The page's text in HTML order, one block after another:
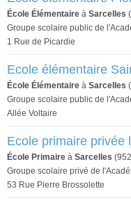
École Élémentaire à Sarcelles
Groupe scolaire public de
1 Rue de Picardie
Ecole élémentaire
École Élémentaire à Sarcelles
Groupe scolaire public de
Allée Voltaire
Ecole primaire privée
École Primaire à Sarcelles
Groupe scolaire privé de
53 Rue Pierre Brossolette